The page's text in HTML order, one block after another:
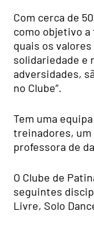
Com cerca de
como objetivo a
quais os
solidariedade e
adversidades,
no Clube”.
Tem uma
treinadores, um
professora de
O Clube de
seguintes
Livre, Solo